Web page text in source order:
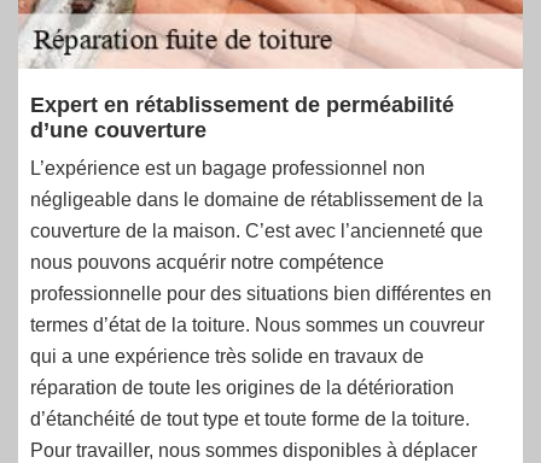
Expert en rétablissement de perméabilité
d’une couverture
L’expérience est un bagage professionnel non
négligeable dans le domaine de rétablissement de la
couverture de la maison. C’est avec l’ancienneté que
nous pouvons acquérir notre compétence
professionnelle pour des situations bien différentes en
termes d’état de la toiture. Nous sommes un couvreur
qui a une expérience très solide en travaux de
réparation de toute les origines de la détérioration
d’étanchéité de tout type et toute forme de la toiture.
Pour travailler, nous sommes disponibles à déplacer